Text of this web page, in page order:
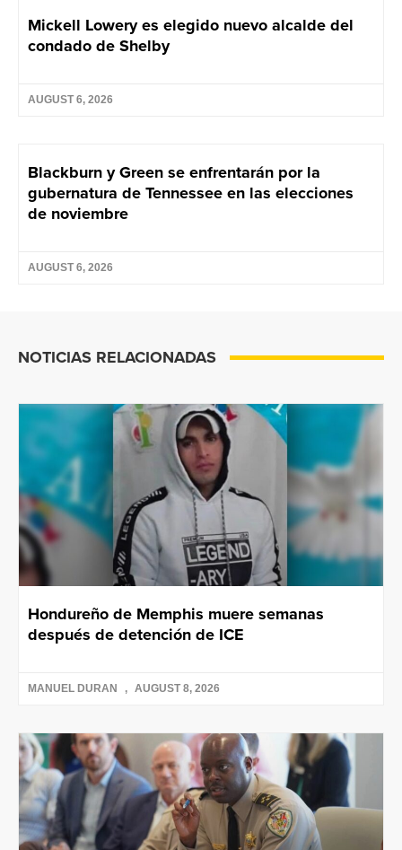
Mickell Lowery es elegido nuevo alcalde del
condado de Shelby
AUGUST 6, 2026
Blackburn y Green se enfrentarán por la
gubernatura de Tennessee en las elecciones
de noviembre
AUGUST 6, 2026
NOTICIAS RELACIONADAS
Hondureño de Memphis muere semanas
después de detención de ICE
MANUEL DURAN AUGUST 8, 2026